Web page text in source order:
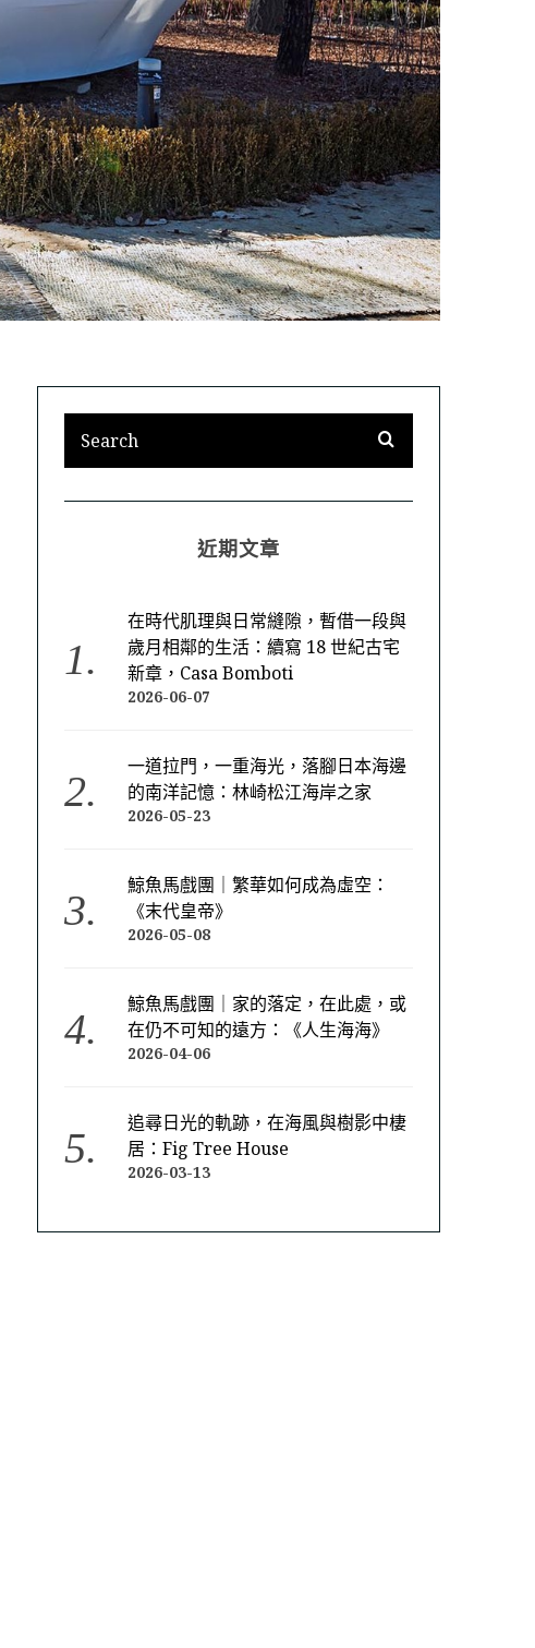
近期文章
在時代肌理與日常縫隙，暫借一段與
歲月相鄰的生活：續寫 18 世紀古宅
新章，Casa Bomboti
2026-06-07
一道拉門，一重海光，落腳日本海邊
的南洋記憶：林崎松江海岸之家
2026-05-23
鯨魚馬戲團｜繁華如何成為虛空：
《末代皇帝》
2026-05-08
鯨魚馬戲團｜家的落定，在此處，或
在仍不可知的遠方：《人生海海》
2026-04-06
追尋日光的軌跡，在海風與樹影中棲
居：Fig Tree House
2026-03-13